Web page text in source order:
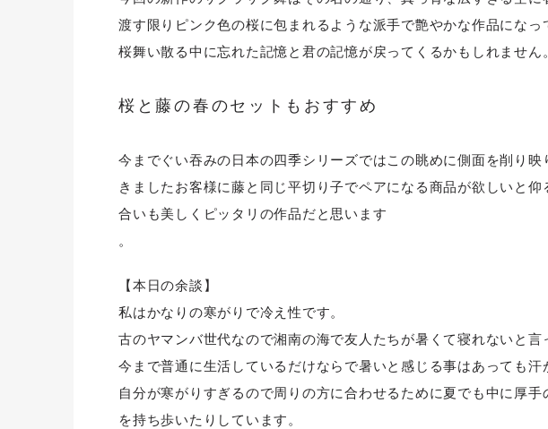
渡す限りピンク色の桜に包まれるような派手で艶やかな作品になっ
桜舞い散る中に忘れた記憶と君の記憶が戻ってくるかもしれません。
桜と藤の春のセットもおすすめ
今までぐい吞みの日本の四季シリーズではこの眺めに側面を削り
きましたお客様に藤と同じ平切り子でペアになる商品が欲しいと
合いも美しくピッタリの作品だと思います
。
【本日の余談】
私はかなりの寒がりで冷え性です。
古のヤマンバ世代なので湘南の海で友人たちが暑くて寝れないと言
今まで普通に生活しているだけならで暑いと感じる事はあっても汗
自分が寒がりすぎるので周りの方に合わせるために夏でも中に厚
を持ち歩いたりしています。